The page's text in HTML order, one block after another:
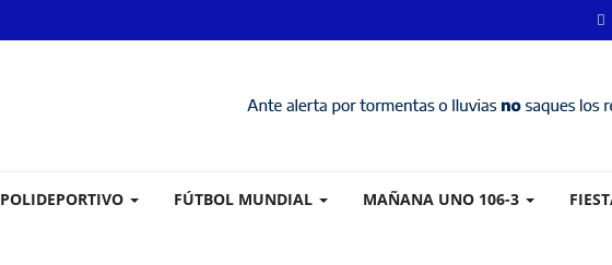
POLIDEPORTIVO FÚTBOL MUNDIAL MAÑANA UNO 106-3